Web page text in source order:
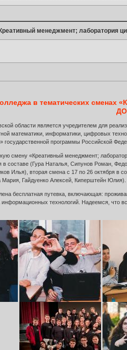
менеджмент; лаборатория
в тематических сменах
области является учредителем для
математики, информатики, цифровых
программы Российской
смену «Креативный менеджмент;
в составе (Гура Наталья, Сипунов Роман,
Илья), вторая смена с 17 по 26 октября в
Гайдуенко Алексей, Киперштейн Юлия).
бесплатная путевка, включающая:
информационных технологий. Надеемся, что